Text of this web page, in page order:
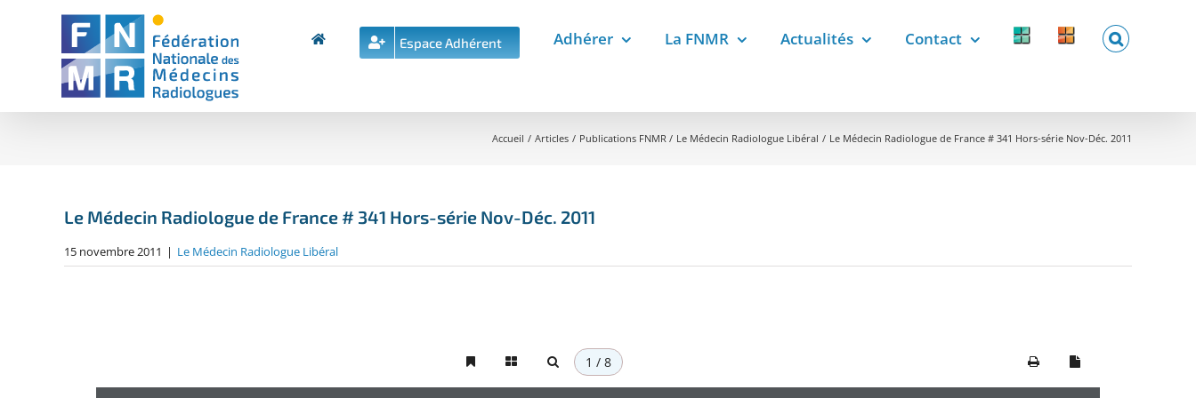
Espace Adhérent Adhérer La FNMR Actualités Contact ForcomedLabelix
Accueil Articles Publications FNMR Le Médecin Radiologue Libéral Le Médecin Radiologue de France # 341 Hors-série Nov-Déc. 2011
Le Médecin Radiologue de France # 341 Hors-série Nov-Déc. 2011
15 novembre 2011 | Le Médecin Radiologue Libéral
1 / 8